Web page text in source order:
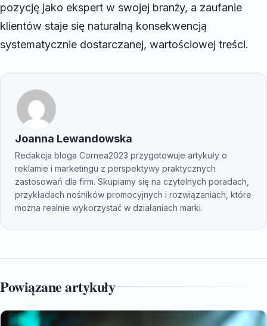
pozycję jako ekspert w swojej branży, a zaufanie
klientów staje się naturalną konsekwencją
systematycznie dostarczanej, wartościowej treści.
Joanna Lewandowska
Redakcja bloga Cornea2023 przygotowuje artykuły o
reklamie i marketingu z perspektywy praktycznych
zastosowań dla firm. Skupiamy się na czytelnych poradach,
przykładach nośników promocyjnych i rozwiązaniach, które
można realnie wykorzystać w działaniach marki.
Powiązane artykuły